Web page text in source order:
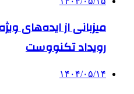
میزبانی از ایده‌های
رویداد تکنووست
۱۴۰۴/۰۵/۱۴